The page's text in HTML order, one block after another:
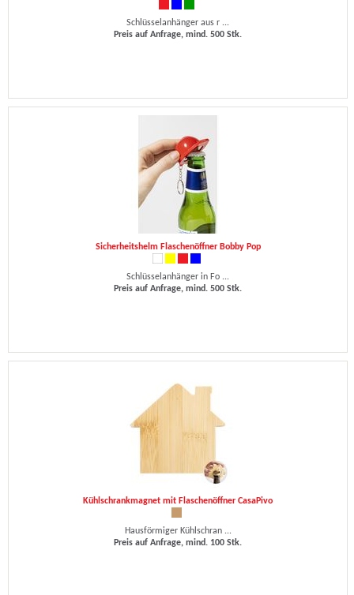
Schlüsselanhänger aus r ...
Preis auf Anfrage, mind. 500 Stk.
Sicherheitshelm Flaschenöffner Bobby Pop
Schlüsselanhänger in Fo ...
Preis auf Anfrage, mind. 500 Stk.
Kühlschrankmagnet mit Flaschenöffner CasaPivo
Hausförmiger Kühlschran ...
Preis auf Anfrage, mind. 100 Stk.